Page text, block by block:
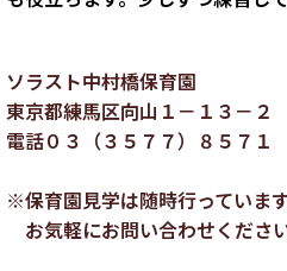
ソラスト中村橋保育園
東京都練馬区向山１－１３－２
電話０３（３５７７）８５７１
※保育園見学は随時行っています
お気軽にお問い合わせください